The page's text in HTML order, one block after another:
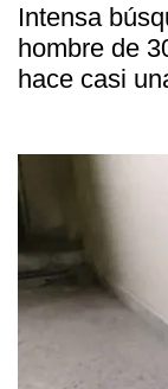
Intensa
hombre de
hace casi